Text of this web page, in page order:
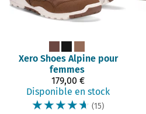
Xero Shoes Alpine pour
femmes
179,00 €
Disponible en stock
☆☆☆☆☆ (15)